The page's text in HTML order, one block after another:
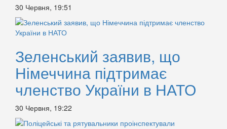
30 Червня, 19:51
Зеленський заявив, що
Німеччина підтримає
членство України в НАТО
30 Червня, 19:22